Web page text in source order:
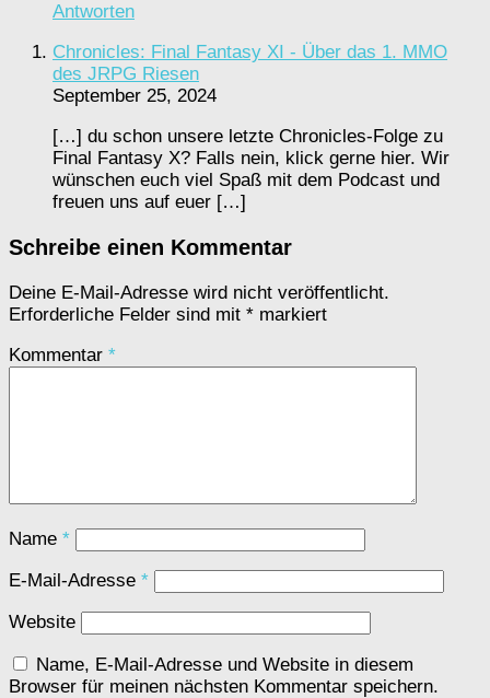
Antworten
Chronicles: Final Fantasy XI - Über das 1. MMO
des JRPG Riesen
September 25, 2024
[…] du schon unsere letzte Chronicles-Folge zu
Final Fantasy X? Falls nein, klick gerne hier. Wir
wünschen euch viel Spaß mit dem Podcast und
freuen uns auf euer […]
Schreibe einen Kommentar
Deine E-Mail-Adresse wird nicht veröffentlicht.
Erforderliche Felder sind mit * markiert
Kommentar *
Name *
E-Mail-Adresse *
Website
Name, E-Mail-Adresse und Website in diesem
Browser für meinen nächsten Kommentar speichern.